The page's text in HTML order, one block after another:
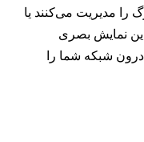
می‌کنند یا
بصری
شبکه شما را